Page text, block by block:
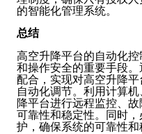
的智能化管理系统。
总结
高空升降平台的自动化
和操作安全的重要手段
配合，实现对高空升降
自动化调节。利用计算
降平台进行远程监控、
可靠性和稳定性。同时
护，确保系统的可靠性和